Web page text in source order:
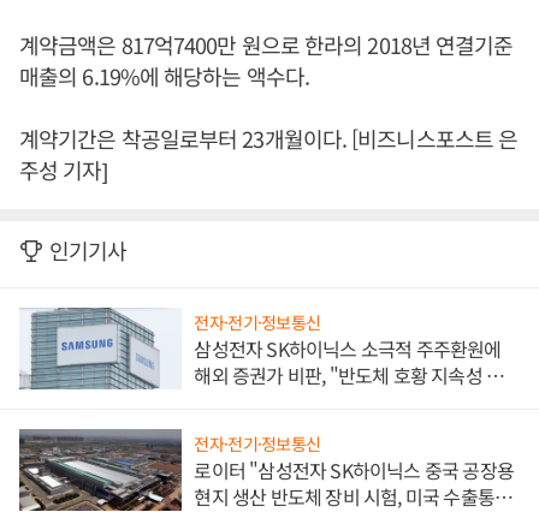
계약금액은 817억7400만 원으로 한라의 2018년 연결기준
매출의 6.19%에 해당하는 액수다.
계약기간은 착공일로부터 23개월이다. [비즈니스포스트 은
주성 기자]
인기기사
전자·전기·정보통신
삼성전자 SK하이닉스 소극적 주주환원에
해외 증권가 비판, "반도체 호황 지속성 의
전자·전기·정보통신
로이터 "삼성전자 SK하이닉스 중국 공장용
현지 생산 반도체 장비 시험, 미국 수출통제